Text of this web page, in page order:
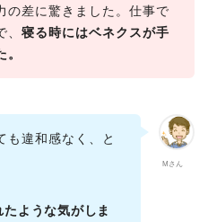
の差に驚きました。仕事で
寝る時にはベネクスが手
Mさん
も違和感なく、と
ような気がしま